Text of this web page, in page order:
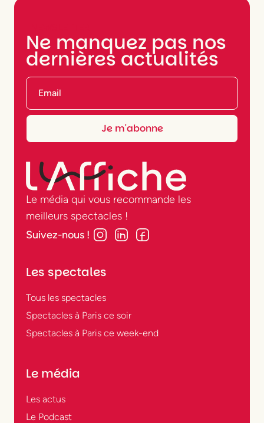
Ne manquez pas nos
dernières actualités
Le média qui vous recommande les
meilleurs spectacles !
Suivez-nous !
Les spectales
Tous les spectacles
Spectacles à Paris ce soir
Spectacles à Paris ce week-end
Le média
Les actus
Le Podcast